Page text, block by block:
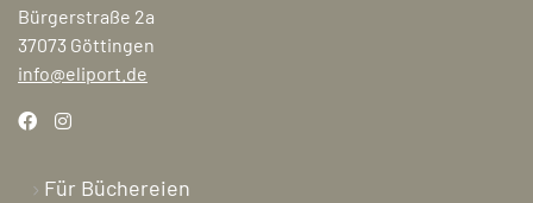
Bürgerstraße 2a
37073 Göttingen
info@eliport.de
Für Büchereien